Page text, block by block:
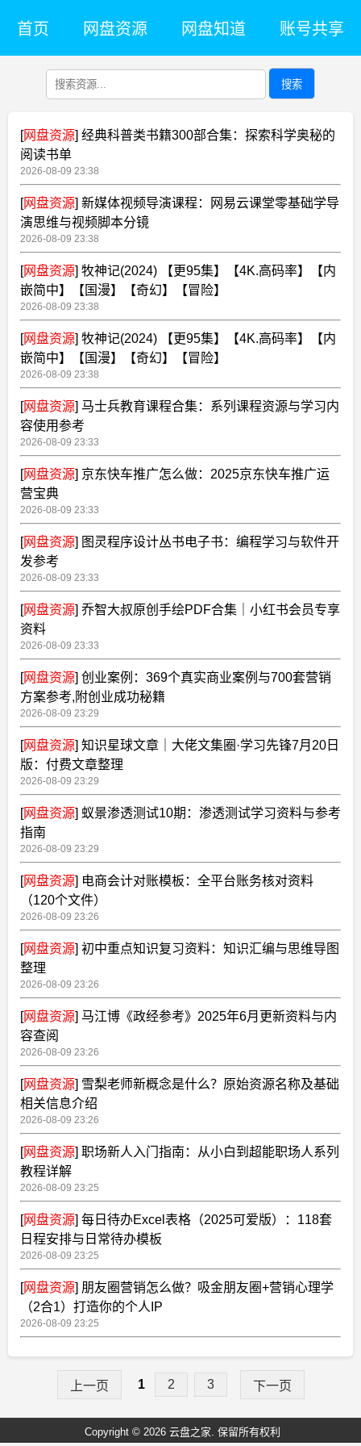
首页 网盘资源 网盘知道 账号共享
搜索
[网盘资源] 经典科普类书籍300部合集：探索科学奥秘的
阅读书单
2026-08-09 23:38
[网盘资源] 新媒体视频导演课程：网易云课堂零基础学导
演思维与视频脚本分镜
2026-08-09 23:38
[网盘资源] 牧神记(2024) 【更95集】【4K.高码率】【内
嵌简中】【国漫】【奇幻】【冒险】
2026-08-09 23:38
[网盘资源] 牧神记(2024) 【更95集】【4K.高码率】【内
嵌简中】【国漫】【奇幻】【冒险】
2026-08-09 23:38
[网盘资源] 马士兵教育课程合集：系列课程资源与学习内
容使用参考
2026-08-09 23:33
[网盘资源] 京东快车推广怎么做：2025京东快车推广运
营宝典
2026-08-09 23:33
[网盘资源] 图灵程序设计丛书电子书：编程学习与软件开
发参考
2026-08-09 23:33
[网盘资源] 乔智大叔原创手绘PDF合集｜小红书会员专享
资料
2026-08-09 23:33
[网盘资源] 创业案例：369个真实商业案例与700套营销
方案参考,附创业成功秘籍
2026-08-09 23:29
[网盘资源] 知识星球文章｜大佬文集圈·学习先锋7月20日
版：付费文章整理
2026-08-09 23:29
[网盘资源] 蚁景渗透测试10期：渗透测试学习资料与参考
指南
2026-08-09 23:29
[网盘资源] 电商会计对账模板：全平台账务核对资料
（120个文件）
2026-08-09 23:26
[网盘资源] 初中重点知识复习资料：知识汇编与思维导图
整理
2026-08-09 23:26
[网盘资源] 马江博《政经参考》2025年6月更新资料与内
容查阅
2026-08-09 23:26
[网盘资源] 雪梨老师新概念是什么？原始资源名称及基础
相关信息介绍
2026-08-09 23:26
[网盘资源] 职场新人入门指南：从小白到超能职场人系列
教程详解
2026-08-09 23:25
[网盘资源] 每日待办Excel表格（2025可爱版）：118套
日程安排与日常待办模板
2026-08-09 23:25
[网盘资源] 朋友圈营销怎么做？吸金朋友圈+营销心理学
（2合1）打造你的个人IP
2026-08-09 23:25
上一页 1 2 3 下一页
Copyright © 2026 云盘之家. 保留所有权利